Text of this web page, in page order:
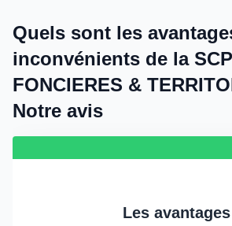
Quels sont les
inconvénients de la
FONCIERES &
Notre avis
Les avantages